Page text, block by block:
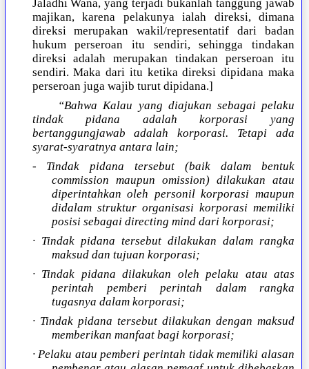
Jaladhi Wana, yang terjadi bukanlah tanggung jawab
majikan, karena pelakunya ialah direksi, dimana
direksi merupakan wakil/representatif dari badan
hukum perseroan itu sendiri, sehingga tindakan
direksi adalah merupakan tindakan perseroan itu
sendiri. Maka dari itu ketika direksi dipidana maka
perseroan juga wajib turut dipidana.]
“Bahwa Kalau yang diajukan sebagai pelaku
tindak pidana adalah korporasi yang
bertanggungjawab adalah korporasi. Tetapi ada
syarat-syaratnya antara lain;
- Tindak pidana tersebut (baik dalam bentuk
commission maupun omission) dilakukan atau
diperintahkan oleh personil korporasi maupun
didalam struktur organisasi korporasi memiliki
posisi sebagai directing mind dari korporasi;
· Tindak pidana tersebut dilakukan dalam rangka
maksud dan tujuan korporasi;
· Tindak pidana dilakukan oleh pelaku atau atas
perintah pemberi perintah dalam rangka
tugasnya dalam korporasi;
· Tindak pidana tersebut dilakukan dengan maksud
memberikan manfaat bagi korporasi;
· Pelaku atau pemberi perintah tidak memiliki alasan